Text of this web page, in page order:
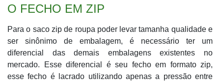
O FECHO EM ZIP
Para o saco zip de roupa poder levar tamanha qualidade e
ser sinônimo de embalagem, é necessário ter um
diferencial das demais embalagens existentes no
mercado. Esse diferencial é seu fecho em formato zip,
esse fecho é lacrado utilizando apenas a pressão entre